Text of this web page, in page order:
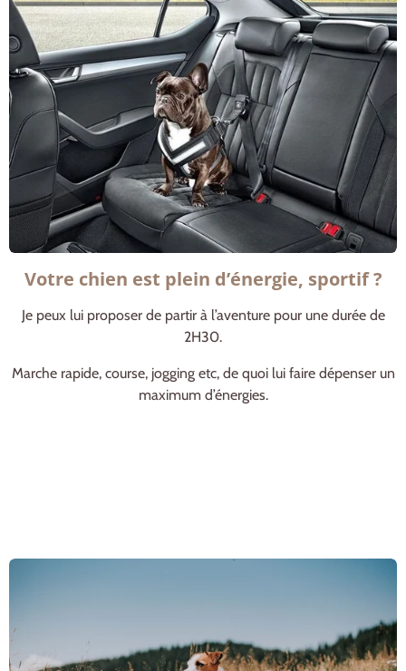
Votre chien est plein d’énergie, sportif ?
Je peux lui proposer de partir à l’aventure pour une durée de
2H30.
Marche rapide, course, jogging etc, de quoi lui faire dépenser un
maximum d’énergies.